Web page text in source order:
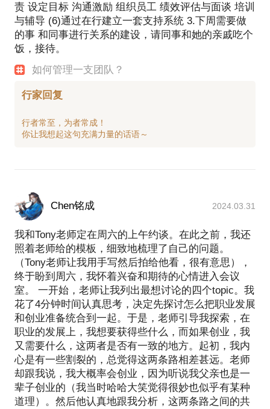
责 设定目标 沟通激励 组织员工 绩效评估与面谈 培训
与辅导 (6)通过在行建立一套支持系统 3.下周需要做
的事 和同事进行关系的建设，请同事和她的亲戚吃个
饭，接待。
如何管理一支团队？
行家回复
行者常至，为者常成！
Chen铭成 2024.03.31
我和Tony老师定在周六的上午约谈。在此之前，我还
照着老师给的模板，细致地梳理了自己的问题。
（Tony老师让我用手写然后拍给他看，很有意思），
终于盼到周六，我怀着兴奋和期待的心情进入会议
室。 一开始，老师让我列出最想讨论的四个topic。我
花了4分钟时间认真思考，决定先探讨怎么把职业发展
和创业准备统合到一起。于是，老师引导我探索，在
职业的发展上，我想要获得些什么，而如果创业，我
又需要什么，这两者是否有一致的地方。起初，我内
心是有一些割裂的，总觉得这两条路相差甚远。老师
却跟我说，我大概率会创业，因为听说我父亲也是一
辈子创业的（我当时哈哈大笑觉得很妙也似乎有某种
道理）。然后他认真地跟我分析，这两条路之间的共